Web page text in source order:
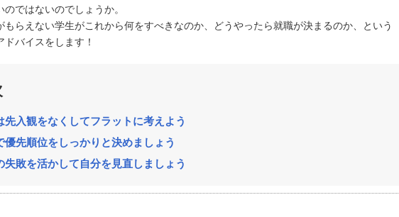
ではないのでしょうか。
もらえない学生がこれから何をすべきなのか、どうやったら就職が決まるのか、という
ドバイスをします！
先入観をなくしてフラットに考えよう
優先順位をしっかりと決めましょう
失敗を活かして自分を見直しましょう